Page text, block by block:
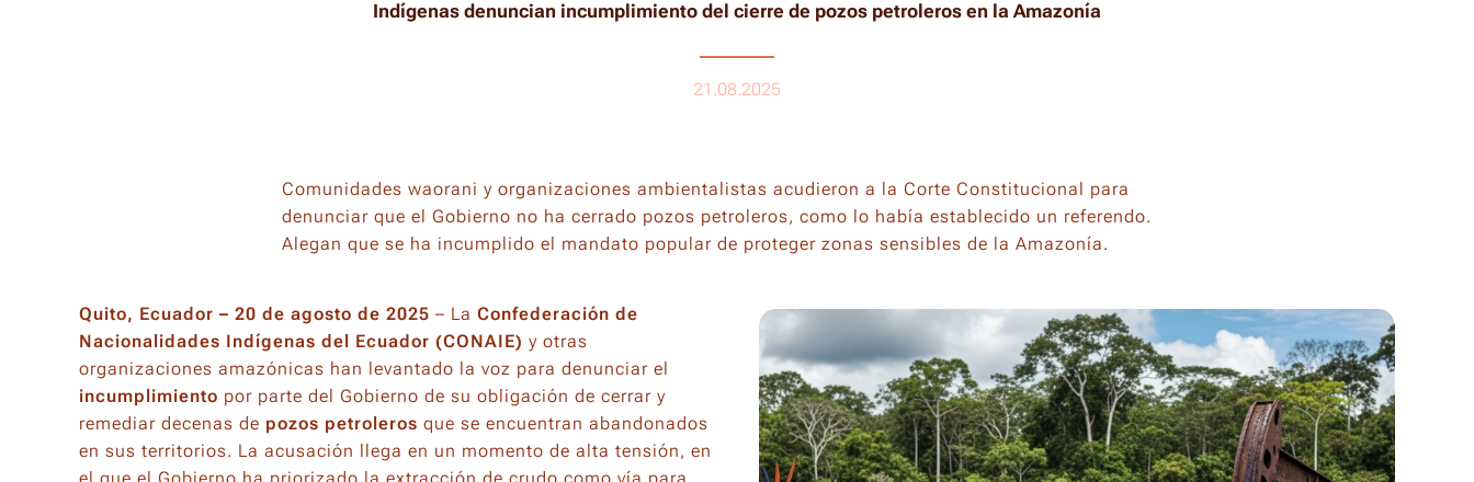
Indígenas denuncian incumplimiento del cierre de pozos petroleros en la Amazonía
21.08.2025
Comunidades waorani y organizaciones ambientalistas acudieron a la Corte Constitucional para
denunciar que el Gobierno no ha cerrado pozos petroleros, como lo había establecido un referendo.
Alegan que se ha incumplido el mandato popular de proteger zonas sensibles de la Amazonía.
Quito, Ecuador – 20 de agosto de 2025 – La Confederación de
Nacionalidades Indígenas del Ecuador (CONAIE) y otras
organizaciones amazónicas han levantado la voz para denunciar el
incumplimiento por parte del Gobierno de su obligación de cerrar y
remediar decenas de pozos petroleros que se encuentran abandonados
en sus territorios. La acusación llega en un momento de alta tensión, en